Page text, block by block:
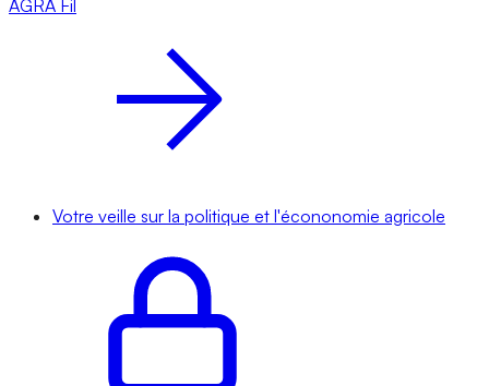
AGRA Fil
Votre veille sur la politique et l'écononomie agricole